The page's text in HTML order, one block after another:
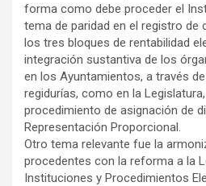
forma como debe proceder el
tema de paridad en el registro de
los tres bloques de rentabilidad
integración sustantiva de los
en los Ayuntamientos, a través
regidurías, como en la
procedimiento de asignación de
Representación Proporcional.
Otro tema relevante fue la
procedentes con la reforma a la
Instituciones y Procedimientos